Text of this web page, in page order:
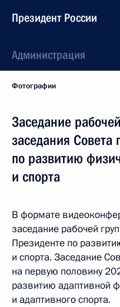
Президент России
Администрация
Фотографии
Заседание
заседания Совета
по развитию
и спорта
В формате
заседание рабочей
Президенте по
и спорта. Заседание
на первую половину
развитию адаптивной
и адаптивного спорта.